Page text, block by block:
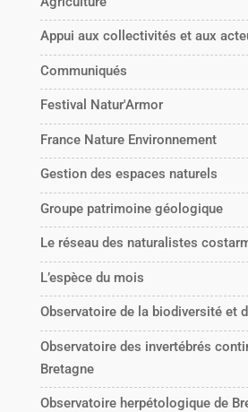
Appui aux collectivités et aux
Communiqués
Festival Natur'Armor
France Nature Environnement
Gestion des espaces naturels
Groupe patrimoine géologique
Le réseau des naturalistes
L’espèce du mois
Observatoire de la biodiversité et
Observatoire des invertébrés
Bretagne
Observatoire herpétologique de